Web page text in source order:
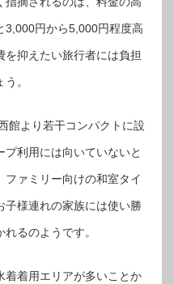
3,000円から5,000円程度高
抑えたい旅行者には負担
。
館より若干コンパクトに設
利用には向いていないと
ファミリー向けの和室タイ
子様連れの家族には使い勝
るのようです。
着着用エリアが多いことか